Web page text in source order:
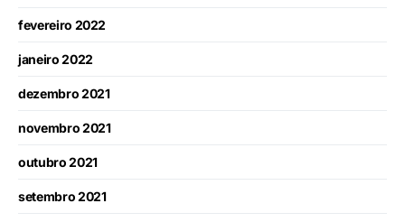
fevereiro 2022
janeiro 2022
dezembro 2021
novembro 2021
outubro 2021
setembro 2021